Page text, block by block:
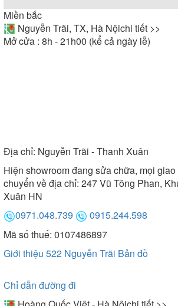
Miền bắc
Nguyễn Trãi, TX, Hà Nộichi tiết >>
Mở cửa : 8h - 21h00 (kể cả ngày lễ)
Địa chỉ: Nguyễn Trãi - Thanh Xuân
Hiện showroom đang sửa chữa, mọi giao dịch vui lòng
chuyển về địa chỉ: 247 Vũ Tông Phan,
Xuân HN
0971.048.739
0915.244.598
Mã số thuế: 0107486897
Giới thiệu 522 Nguyễn Trãi Bản đồ
Chỉ dẫn đường đi